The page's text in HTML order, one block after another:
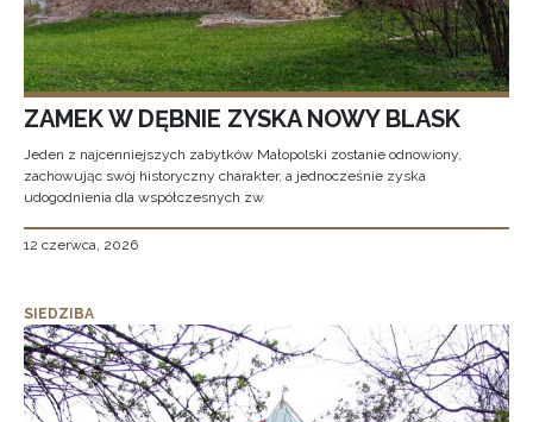
ZAMEK W DĘBNIE ZYSKA NOWY BLASK
Jeden z najcenniejszych zabytków Małopolski zostanie odnowiony,
zachowując swój historyczny charakter, a jednocześnie zyska
udogodnienia dla współczesnych zw
12 czerwca, 2026
SIEDZIBA